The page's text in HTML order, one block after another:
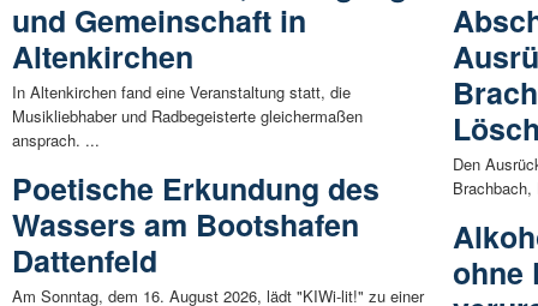
und Gemeinschaft in
Altenkirchen
In Altenkirchen fand eine Veranstaltung statt, die
Musikliebhaber und Radbegeisterte gleichermaßen
ansprach. ...
Poetische Erkundung des
Wassers am Bootshafen
Dattenfeld
Am Sonntag, dem 16. August 2026, lädt "KIWi-lit!" zu einer
Den
ohne